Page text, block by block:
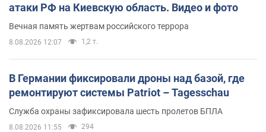
атаки РФ на Киевскую область. Видео и фото
Вечная память жертвам российского террора
8.08.2026 12:07 1,2 т.
В Германии фиксировали дроны над базой, где
ремонтируют системы Patriot – Tagesschau
Служба охраны зафиксировала шесть пролетов БПЛА
8.08.2026 11:55 294